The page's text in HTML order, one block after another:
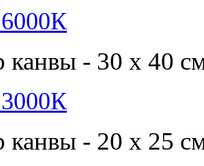
канвы - 30 х 40
канвы - 20 х 25